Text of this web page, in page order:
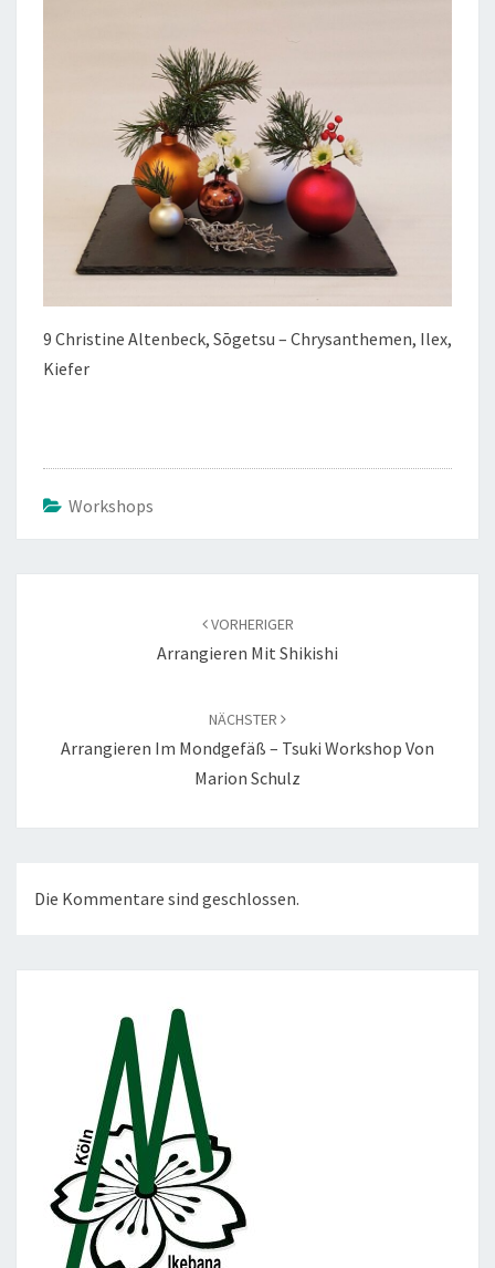
9 Christine Altenbeck, Sōgetsu – Chrysanthemen, Ilex,
Kiefer
Workshops
VORHERIGER
Arrangieren Mit Shikishi
NÄCHSTER
Arrangieren Im Mondgefäß – Tsuki Workshop Von
Marion Schulz
Die Kommentare sind geschlossen.